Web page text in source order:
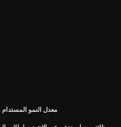
معدل النمو المستدام